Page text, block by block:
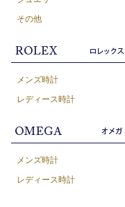
その他
メンズ時計
レディース時計
メンズ時計
レディース時計